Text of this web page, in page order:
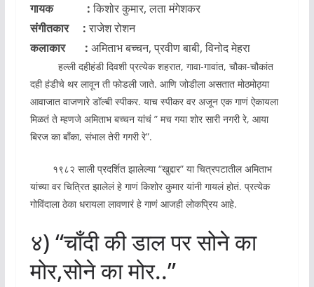
गायक :किशोर कुमार, लता मंगेशकर
संगीतकार :राजेश रोशन
कलाकार : अमिताभ बच्चन, प्रवीण बाबी, विनोद मेहरा
हल्ली दहीहंडी दिवशी प्रत्येक शहरात, गावा-गावांत, चौका-चौकांत
दही हंडीचे थर लावून ती फोडली जाते. आणि जोडीला असतात मोठमोठ्या
आवाजात वाजणारे डॉल्बी स्पीकर. याच स्पीकर वर अजून एक गाणं ऐकायला
मिळतं ते म्हणजे अमिताभ बच्चन यांचं ” मच गया शोर सारी नगरी रे, आया
बिरज का बाँका, संभाल तेरी गगरी रे”.
१९८२ साली प्रदर्शित झालेल्या “खुद्दार” या चित्रपटातील अमिताभ
यांच्या वर चित्रित झालेलं हे गाणं किशोर कुमार यांनी गायलं होतं. प्रत्येक
गोविंदाला ठेका धरायला लावणारं हे गाणं आजही लोकप्रिय आहे.
४) “चाँदी की डाल पर सोने का
मोर,सोने का मोर..”